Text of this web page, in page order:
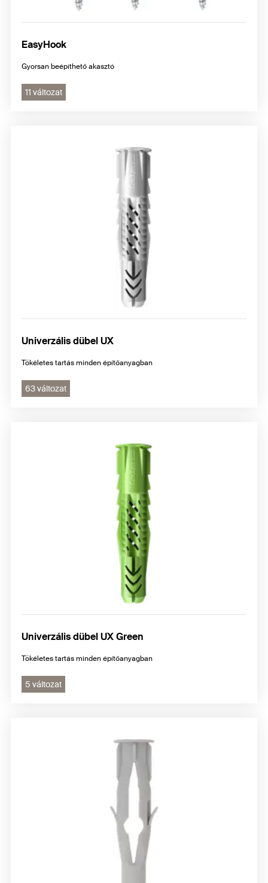
EasyHook
Gyorsan beépíthető akasztó
11 változat
Univerzális dübel UX
Tökéletes tartás minden építőanyagban
63 változat
Univerzális dübel UX Green
Tökéletes tartás minden építőanyagban
5 változat